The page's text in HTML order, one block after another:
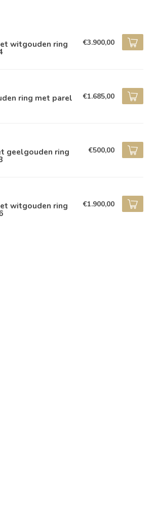
witgouden ring €3.900,00
ring met parel €1.685,00
geelgouden ring €500,00
witgouden ring €1.900,00